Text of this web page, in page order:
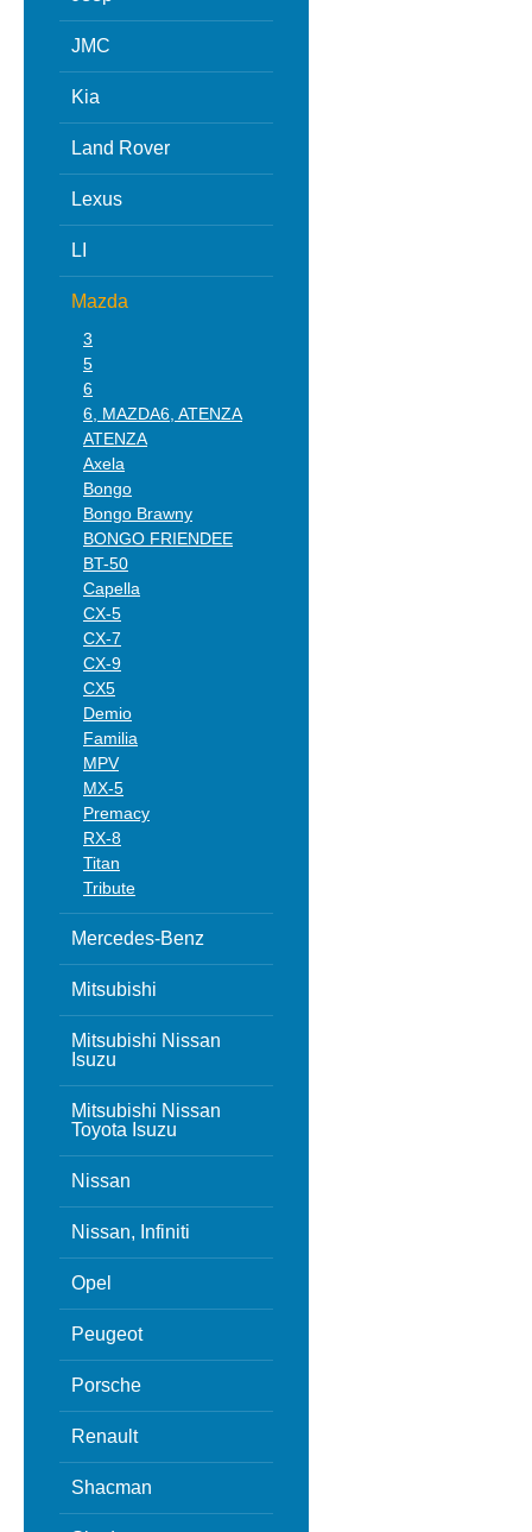
JMC
Kia
Land Rover
Lexus
LI
Mazda
3
5
6
6, MAZDA6, ATENZA
ATENZA
Axela
Bongo
Bongo Brawny
BONGO FRIENDEE
BT-50
Capella
CX-5
CX-7
CX-9
CX5
Demio
Familia
MPV
MX-5
Premacy
RX-8
Titan
Tribute
Mercedes-Benz
Mitsubishi
Mitsubishi Nissan
Isuzu
Mitsubishi Nissan
Toyota Isuzu
Nissan
Nissan, Infiniti
Opel
Peugeot
Porsche
Renault
Shacman